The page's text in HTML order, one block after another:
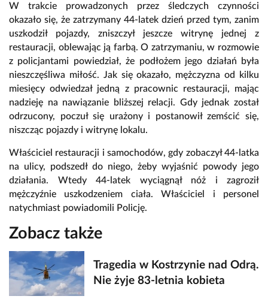
W trakcie prowadzonych przez śledczych czynności
okazało się, że zatrzymany 44-latek dzień przed tym, zanim
uszkodził pojazdy, zniszczył jeszcze witrynę jednej z
restauracji, oblewając ją farbą. O zatrzymaniu, w rozmowie
z policjantami powiedział, że podłożem jego działań była
nieszczęśliwa miłość. Jak się okazało, mężczyzna od kilku
miesięcy odwiedzał jedną z pracownic restauracji, mając
nadzieję na nawiązanie bliższej relacji. Gdy jednak został
odrzucony, poczuł się urażony i postanowił zemścić się,
niszcząc pojazdy i witrynę lokalu.
Właściciel restauracji i samochodów, gdy zobaczył 44-latka
na ulicy, podszedł do niego, żeby wyjaśnić powody jego
działania. Wtedy 44-latek wyciągnął nóż i zagroził
mężczyźnie uszkodzeniem ciała. Właściciel i personel
natychmiast powiadomili Policję.
Zobacz także
Tragedia w Kostrzynie nad Odrą.
Nie żyje 83-letnia kobieta